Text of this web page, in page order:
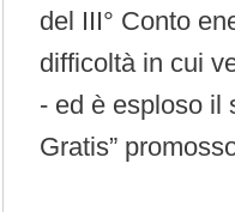
del III° Conto
difficoltà in cui
- ed è esploso il
Gratis”